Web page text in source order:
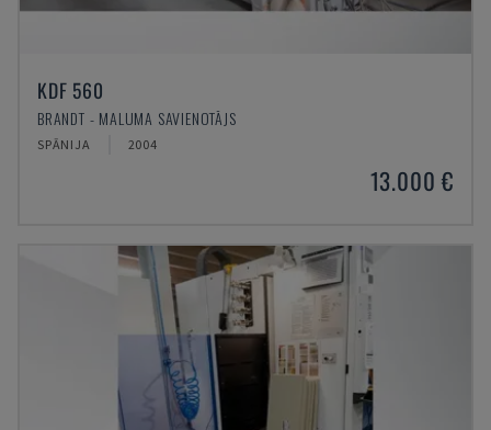
KDF 560
BRANDT - MALUMA SAVIENOTĀJS
SPĀNIJA 2004
13.000 €